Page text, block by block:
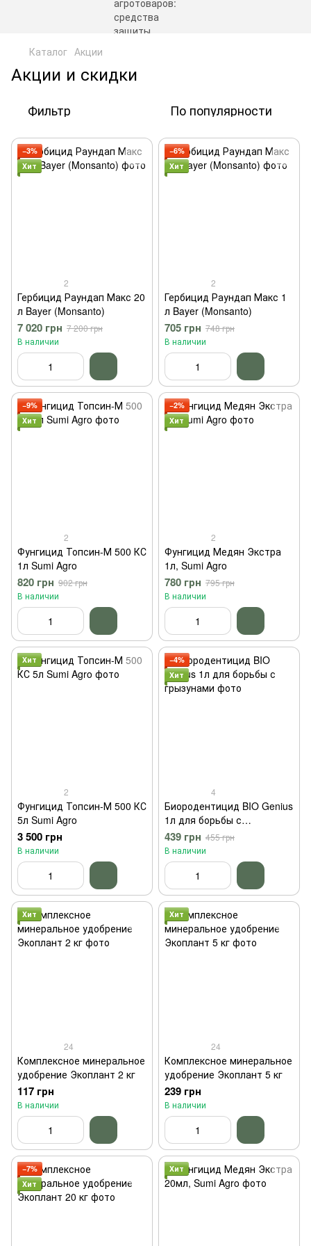
Каталог Акции
Акции и скидки
Фильтр По популярности
−3%
Хит
2
Гербицид Раундап Макс 20
л Bayer (Monsanto)
7 020 грн 7 200 грн
В наличии
−6%
Хит
2
Гербицид Раундап Макс 1
л Bayer (Monsanto)
705 грн 748 грн
В наличии
−9%
Хит
2
Фунгицид Топсин-М 500 КС
1л Sumi Agro
820 грн 902 грн
В наличии
−2%
Хит
2
Фунгицид Медян Экстра
1л, Sumi Agro
780 грн 795 грн
В наличии
Хит
2
Фунгицид Топсин-М 500 КС
5л Sumi Agro
3 500 грн
В наличии
−4%
Хит
4
Биородентицид BIO Genius
1л для борьбы с
грызунами
439 грн 455 грн
В наличии
Хит
24
Комплексное минеральное
удобрение Экоплант 2 кг
117 грн
В наличии
Хит
24
Комплексное минеральное
удобрение Экоплант 5 кг
239 грн
В наличии
−7%
Хит
Хит